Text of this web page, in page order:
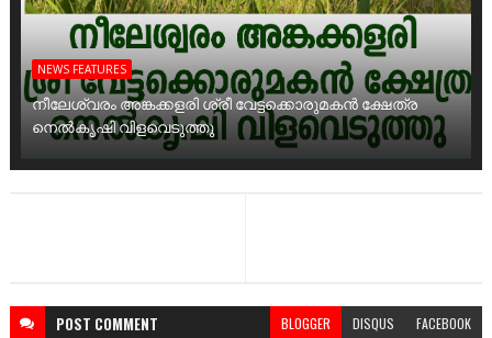
NEWS FEATURES
നീലേശ്വരം അങ്കക്കളരി ശ്രീ വേട്ടക്കൊരുമകൻ ക്ഷേത്ര
നെൽകൃഷി വിളവെടുത്തു
POST COMMENT BLOGGER DISQUS FACEBOOK